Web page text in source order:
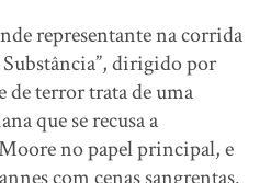
representante na corrida
Substância”, dirigido por
de terror trata de uma
que se recusa a
no papel principal, e